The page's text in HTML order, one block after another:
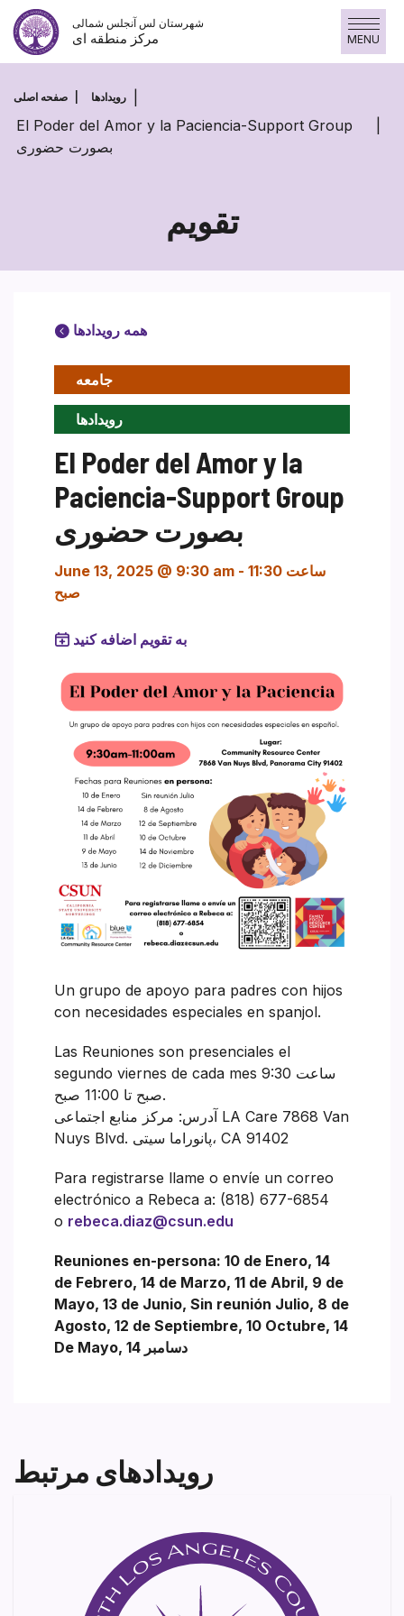
Skip
to
content
شهرستان لس آنجلس شمالی
مرکز منطقه ای MENU
صفحه اصلی رویدادها
El Poder del Amor y la Paciencia-Support Group
بصورت حضوری
تقویم
همه رویدادها
جامعه
رویدادها
El Poder del Amor y la
Paciencia-Support Group
بصورت حضوری
June 13, 2025 @ 9:30 am - ساعت 11:30
صبح
به تقویم اضافه کنید
Un grupo de apoyo para padres con hijos
con necesidades especiales en spanjol.
Las Reuniones son presenciales el
segundo viernes de cada mes ساعت 9:30
صبح تا 11:00 صبح.
آدرس: مرکز منابع اجتماعی LA Care 7868 Van
Nuys Blvd. پانوراما سیتی، CA 91402
Para registrarse llame o envíe un correo
electrónico a Rebeca a: (818) 677-6854
o rebeca.diaz@csun.edu
Reuniones en-persona: 10 de Enero, 14
de Febrero, 14 de Marzo, 11 de Abril, 9 de
Mayo, 13 de Junio, Sin reunión Julio, 8 de
Agosto, 12 de Septiembre, 10 Octubre, 14
De Mayo, 14 دسامبر
رویدادهای مرتبط